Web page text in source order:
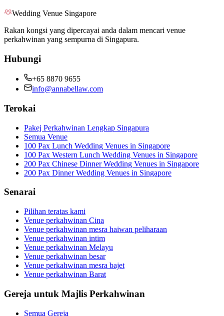
Wedding Venue Singapore
Rakan kongsi yang dipercayai anda dalam mencari venue
perkahwinan yang sempurna di Singapura.
Hubungi
+65 8870 9655
info@annabellaw.com
Terokai
Pakej Perkahwinan Lengkap Singapura
Semua Venue
100 Pax Lunch Wedding Venues in Singapore
100 Pax Western Lunch Wedding Venues in Singapore
200 Pax Chinese Dinner Wedding Venues in Singapore
200 Pax Dinner Wedding Venues in Singapore
Senarai
Pilihan teratas kami
Venue perkahwinan Cina
Venue perkahwinan mesra haiwan peliharaan
Venue perkahwinan intim
Venue perkahwinan Melayu
Venue perkahwinan besar
Venue perkahwinan mesra bajet
Venue perkahwinan Barat
Gereja untuk Majlis Perkahwinan
Semua Gereja